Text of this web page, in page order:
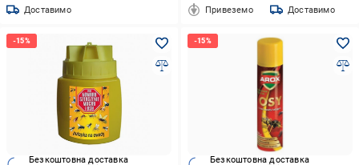
Доставимо Привеземо Доставимо
Безкоштовна доставка
Безкоштовна доставка